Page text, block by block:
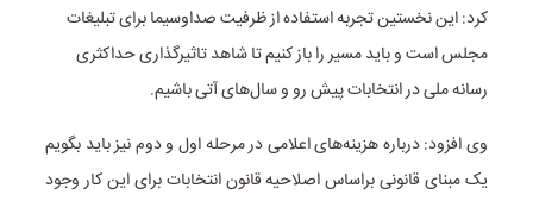
کرد: این نخستین تجربه استفاده از ظرفیت صداوسیما برای تبلیغات
مجلس است و باید مسیر را باز کنیم تا شاهد تاثیرگذاری حداکثری
رسانه ملی در انتخابات پیش رو و سال‌های آتی باشیم.
وی افزود: درباره هزینه‌های اعلامی در مرحله اول و دوم نیز باید بگویم
یک مبنای قانونی براساس اصلاحیه قانون انتخابات برای این کار وجود